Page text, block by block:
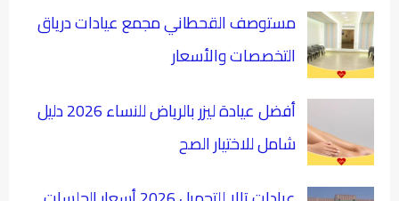
مستوصف القحطاني مجمع عيادات درياق
التخصصات والأسعار
أفضل عيادة ليزر بالرياض للنساء 2026 دليل
شامل للاختيار الصح